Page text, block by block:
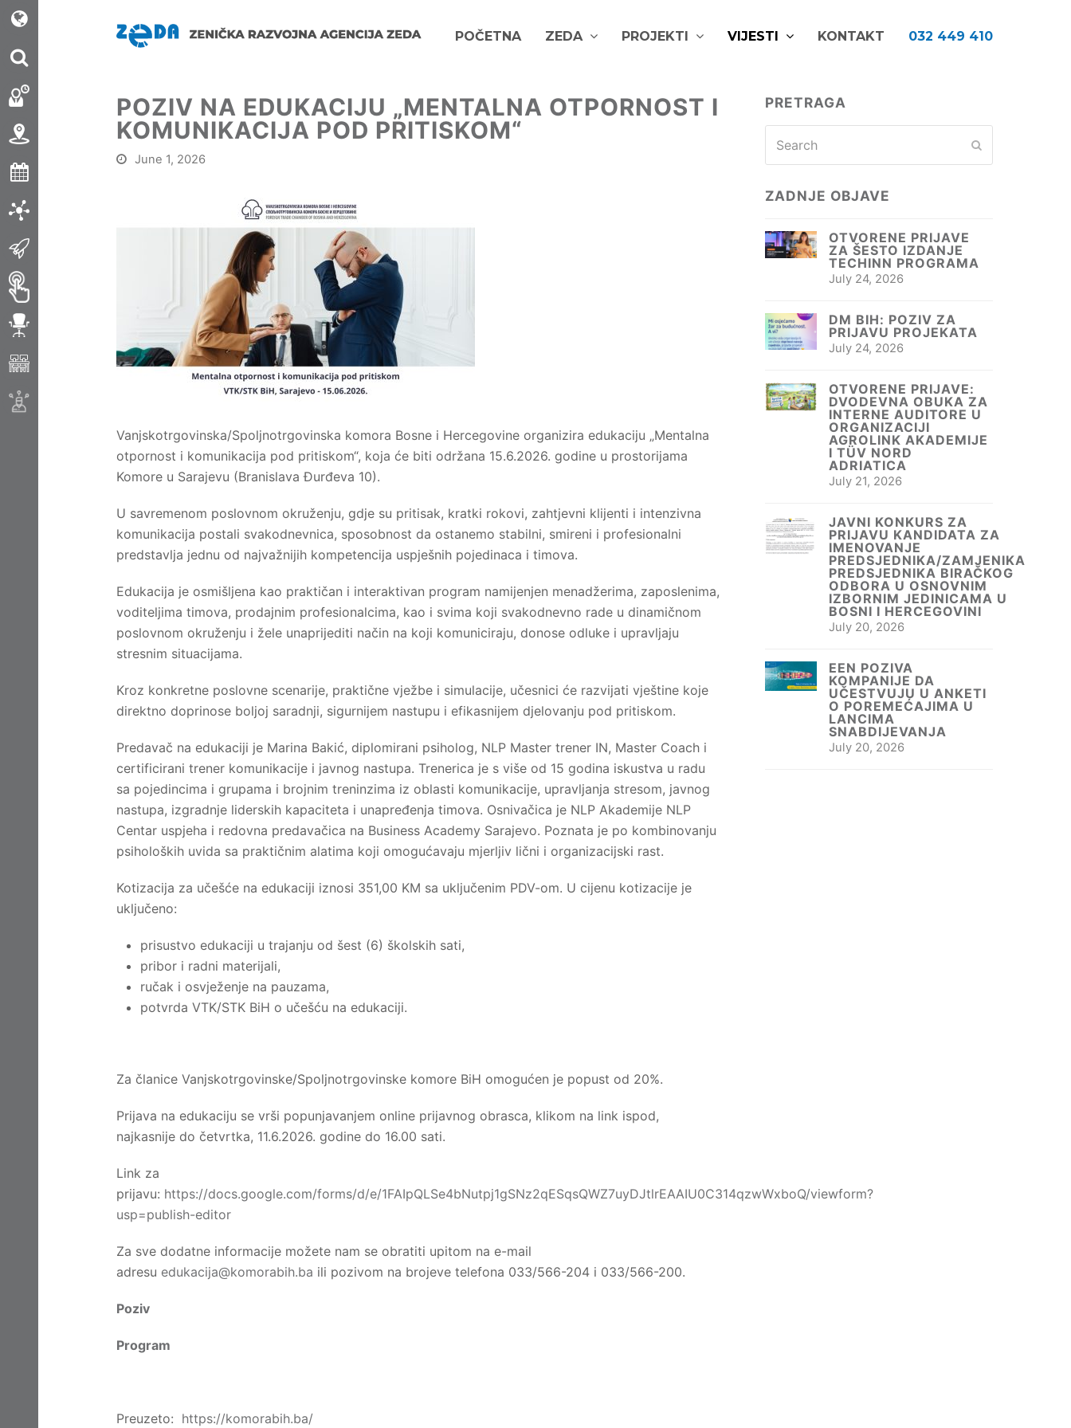
POČETNA ZEDA PROJEKTI VIJESTI KONTAKT 032 449 410
POZIV NA EDUKACIJU „MENTALNA OTPORNOST I
KOMUNIKACIJA POD PRITISKOM“
June 1, 2026
Vanjskotrgovinska/Spoljnotrgovinska komora Bosne i Hercegovine organizira edukaciju „Mentalna
otpornost i komunikacija pod pritiskom“, koja će biti održana 15.6.2026. godine u prostorijama
Komore u Sarajevu (Branislava Đurđeva 10).
U savremenom poslovnom okruženju, gdje su pritisak, kratki rokovi, zahtjevni klijenti i intenzivna
komunikacija postali svakodnevnica, sposobnost da ostanemo stabilni, smireni i profesionalni
predstavlja jednu od najvažnijih kompetencija uspješnih pojedinaca i timova.
Edukacija je osmišljena kao praktičan i interaktivan program namijenjen menadžerima, zaposlenima,
voditeljima timova, prodajnim profesionalcima, kao i svima koji svakodnevno rade u dinamičnom
poslovnom okruženju i žele unaprijediti način na koji komuniciraju, donose odluke i upravljaju
stresnim situacijama.
Kroz konkretne poslovne scenarije, praktične vježbe i simulacije, učesnici će razvijati vještine koje
direktno doprinose boljoj saradnji, sigurnijem nastupu i efikasnijem djelovanju pod pritiskom.
Predavač na edukaciji je Marina Bakić, diplomirani psiholog, NLP Master trener IN, Master Coach i
certificirani trener komunikacije i javnog nastupa. Trenerica je s više od 15 godina iskustva u radu
sa pojedincima i grupama i brojnim treninzima iz oblasti komunikacije, upravljanja stresom, javnog
nastupa, izgradnje liderskih kapaciteta i unapređenja timova. Osnivačica je NLP Akademije NLP
Centar uspjeha i redovna predavačica na Business Academy Sarajevo. Poznata je po kombinovanju
psiholoških uvida sa praktičnim alatima koji omogućavaju mjerljiv lični i organizacijski rast.
Kotizacija za učešće na edukaciji iznosi 351,00 KM sa uključenim PDV-om. U cijenu kotizacije je
uključeno:
prisustvo edukaciji u trajanju od šest (6) školskih sati,
pribor i radni materijali,
ručak i osvježenje na pauzama,
potvrda VTK/STK BiH o učešću na edukaciji.
Za članice Vanjskotrgovinske/Spoljnotrgovinske komore BiH omogućen je popust od 20%.
Prijava na edukaciju se vrši popunjavanjem online prijavnog obrasca, klikom na link ispod,
najkasnije do četvrtka, 11.6.2026. godine do 16.00 sati.
Link za
prijavu: https://docs.google.com/forms/d/e/1FAIpQLSe4bNutpj1gSNz2qESqsQWZ7uyDJtlrEAAIU0C314qzwWxboQ/viewform?
usp=publish-editor
Za sve dodatne informacije možete nam se obratiti upitom na e-mail
adresu edukacija@komorabih.ba ili pozivom na brojeve telefona 033/566-204 i 033/566-200.
Poziv
Program
Preuzeto: https://komorabih.ba/
PRETRAGA
ZADNJE OBJAVE
OTVORENE PRIJAVE
ZA ŠESTO IZDANJE
TECHINN PROGRAMA
July 24, 2026
DM BIH: POZIV ZA
PRIJAVU PROJEKATA
July 24, 2026
OTVORENE PRIJAVE:
DVODEVNA OBUKA ZA
INTERNE AUDITORE U
ORGANIZACIJI
AGROLINK AKADEMIJE
I TÜV NORD
ADRIATICA
July 21, 2026
JAVNI KONKURS ZA
PRIJAVU KANDIDATA ZA
IMENOVANJE
PREDSJEDNIKA/ZAMJENIKA
PREDSJEDNIKA BIRAČKOG
ODBORA U OSNOVNIM
IZBORNIM JEDINICAMA U
BOSNI I HERCEGOVINI
July 20, 2026
EEN POZIVA
KOMPANIJE DA
UČESTVUJU U ANKETI
O POREMEĆAJIMA U
LANCIMA
SNABDIJEVANJA
July 20, 2026